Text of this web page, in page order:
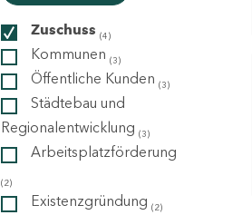
Zuschuss (4)
Kommunen (3)
Öffentliche Kunden (3)
Städtebau und
Regionalentwicklung (3)
Arbeitsplatzförderung
(2)
Existenzgründung (2)